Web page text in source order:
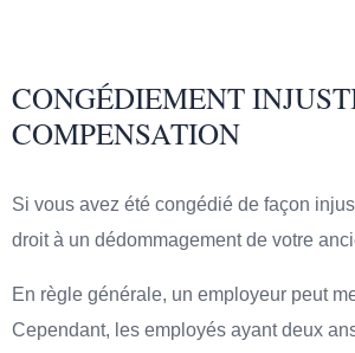
CONGÉDIEMENT
COMPENSATION
Si vous avez été congédié de façon
droit à un dédommagement de votre
En règle générale, un employeur peut
Cependant, les employés ayant deux